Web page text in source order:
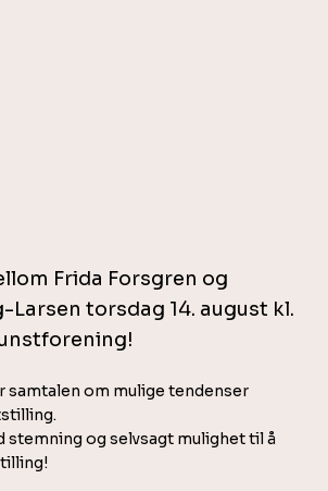
Frida Forsgren og
Larsen torsdag 14. august kl.
samtalen om mulige tendenser
stemning og selvsagt mulighet til å